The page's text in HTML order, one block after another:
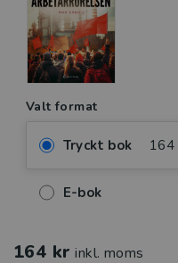
Valt format
Tryckt bok 164
E-bok
164 kr inkl. moms